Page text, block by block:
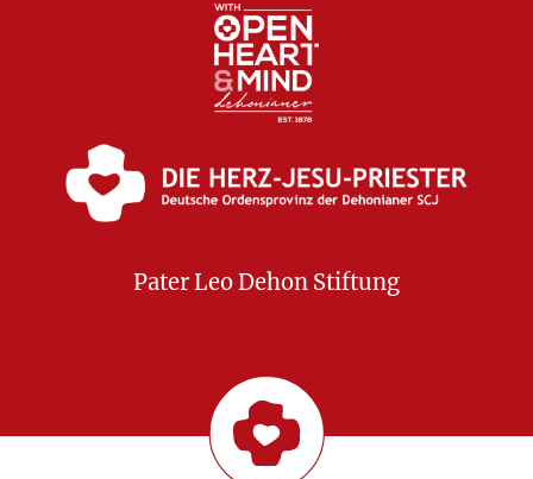
Pater Leo Dehon Stiftung